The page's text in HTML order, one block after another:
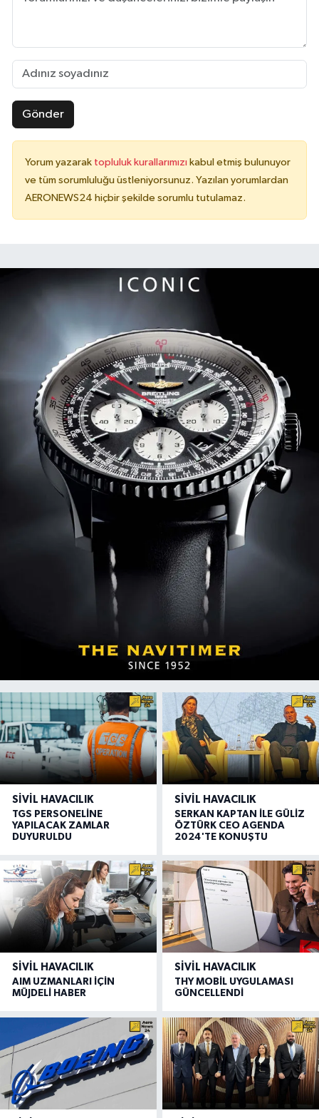
Gönder
Yorum yazarak topluluk kurallarımızı kabul etmiş bulunuyor
ve tüm sorumluluğu üstleniyorsunuz. Yazılan yorumlardan
AERONEWS24 hiçbir şekilde sorumlu tutulamaz.
SIVIL HAVACILIK
TGS PERSONELİNE
YAPILACAK ZAMLAR
DUYURULDU
SIVIL HAVACILIK
SERKAN KAPTAN İLE GÜLİZ
ÖZTÜRK CEO AGENDA
2024'TE KONUŞTU
SIVIL HAVACILIK
AIM UZMANLARI İÇİN
MÜJDELİ HABER
SIVIL HAVACILIK
THY MOBİL UYGULAMASI
GÜNCELLENDİ